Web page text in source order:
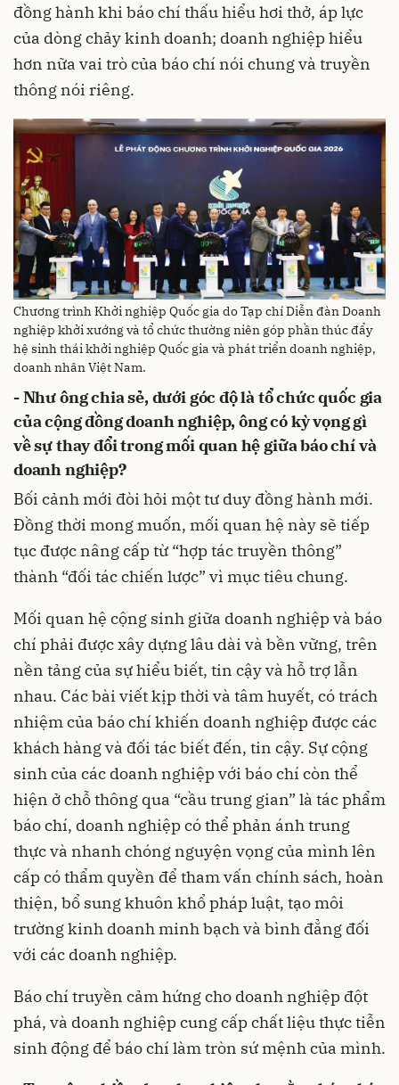
đồng hành khi báo chí thấu hiểu hơi thở, áp lực
của dòng chảy kinh doanh; doanh nghiệp hiểu
hơn nữa vai trò của báo chí nói chung và truyền
thông nói riêng.
Chương trình Khởi nghiệp Quốc gia do Tạp chí Diễn đàn Doanh
nghiệp khởi xướng và tổ chức thường niên góp phần thúc đẩy
hệ sinh thái khởi nghiệp Quốc gia và phát triển doanh nghiệp,
doanh nhân Việt Nam.
- Như ông chia sẻ, dưới góc độ là tổ chức quốc gia
của cộng đồng doanh nghiệp, ông có kỳ vọng gì
về sự thay đổi trong mối quan hệ giữa báo chí và
doanh nghiệp?
Bối cảnh mới đòi hỏi một tư duy đồng hành mới.
Đồng thời mong muốn, mối quan hệ này sẽ tiếp
tục được nâng cấp từ “hợp tác truyền thông”
thành “đối tác chiến lược” vì mục tiêu chung.
Mối quan hệ cộng sinh giữa doanh nghiệp và báo
chí phải được xây dựng lâu dài và bền vững, trên
nền tảng của sự hiểu biết, tin cậy và hỗ trợ lẫn
nhau. Các bài viết kịp thời và tâm huyết, có trách
nhiệm của báo chí khiến doanh nghiệp được các
khách hàng và đối tác biết đến, tin cậy. Sự cộng
sinh của các doanh nghiệp với báo chí còn thể
hiện ở chỗ thông qua “cầu trung gian” là tác phẩm
báo chí, doanh nghiệp có thể phản ánh trung
thực và nhanh chóng nguyện vọng của mình lên
cấp có thẩm quyền để tham vấn chính sách, hoàn
thiện, bổ sung khuôn khổ pháp luật, tạo môi
trường kinh doanh minh bạch và bình đẳng đối
với các doanh nghiệp.
Báo chí truyền cảm hứng cho doanh nghiệp đột
phá, và doanh nghiệp cung cấp chất liệu thực tiễn
sinh động để báo chí làm tròn sứ mệnh của mình.